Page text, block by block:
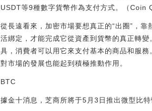
USDT等9種數字貨幣作為支付方式。（
從長遠看來，加密市場要想真正的“出圈”，
活綁定，才能完成它從資產到貨幣的真正轉
具，消費者可以用它來支付基本的商品和服
對市場的發展也能起到積極推動作用。
BTC
據金十消息，芝商所將于5月3日推出微型比